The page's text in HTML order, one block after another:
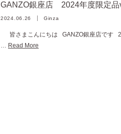
GANZO銀座店 2024年度限定
2024.06.26 Ginza
皆さまこんにちは GANZO銀座店です
… Read More